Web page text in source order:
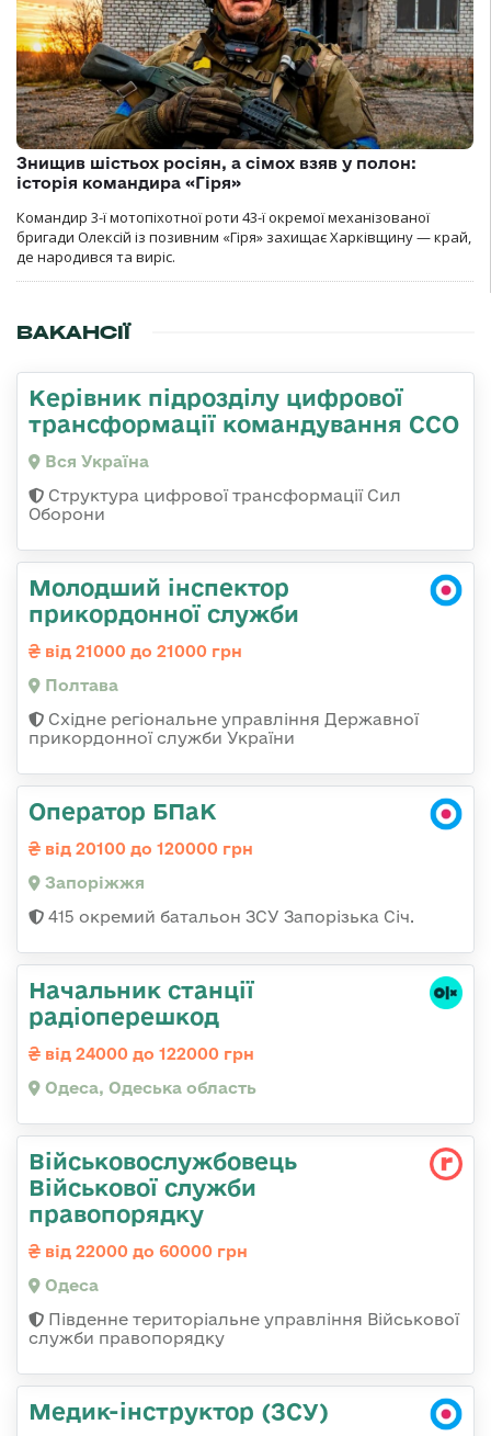
Знищив шістьох росіян, а сімох взяв у полон:
історія командира «Гіря»
Командир 3-ї мотопіхотної роти 43-ї окремої механізованої
бригади Олексій із позивним «Гіря» захищає Харківщину — край,
де народився та виріс.
ВАКАНСІЇ
Керівник підрозділу цифрової
трансформації командування ССО
Вся Україна
Структура цифрової трансформації Сил
Оборони
Молодший інспектор
прикордонної служби
від 21000 до 21000 грн
Полтава
Східне регіональне управління Державної
прикордонної служби України
Оператор БПаК
від 20100 до 120000 грн
Запоріжжя
415 окремий батальон ЗСУ Запорізька Січ.
Начальник станції
радіоперешкод
від 24000 до 122000 грн
Одеса, Одеська область
Військовослужбовець
Військової служби
правопорядку
від 22000 до 60000 грн
Одеса
Південне територіальне управління Військової
служби правопорядку
Медик-інструктор (ЗСУ)